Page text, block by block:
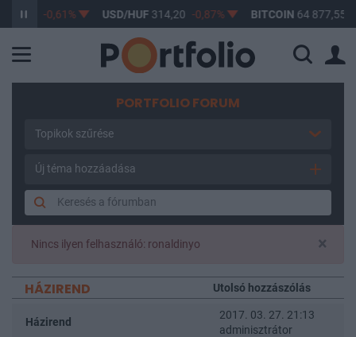
-0,61% USD/HUF314,20 -0,87% BITCOIN64 877,55 -
PORTFOLIO FORUM
Topikok szűrése
Új téma hozzáadása
×
Nincs ilyen felhasználó: ronaldinyo
HÁZIREND Utolsó hozzászólás
Házirend
2017. 03. 27. 21:13
adminisztrátor